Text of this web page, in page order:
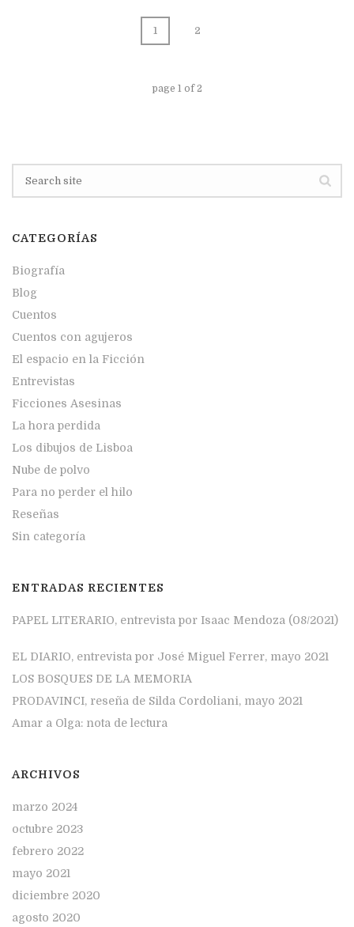
1 2
page 1 of2
CATEGORÍAS
Biografía
Blog
Cuentos
Cuentos con agujeros
El espacio en la Ficción
Entrevistas
Ficciones Asesinas
La hora perdida
Los dibujos de Lisboa
Nube de polvo
Para no perder el hilo
Reseñas
Sin categoría
ENTRADAS RECIENTES
PAPEL LITERARIO, entrevista por Isaac Mendoza (08/2021)
EL DIARIO, entrevista por José Miguel Ferrer, mayo 2021
LOS BOSQUES DE LA MEMORIA
PRODAVINCI, reseña de Silda Cordoliani, mayo 2021
Amar a Olga: nota de lectura
ARCHIVOS
marzo 2024
octubre 2023
febrero 2022
mayo 2021
diciembre 2020
agosto 2020